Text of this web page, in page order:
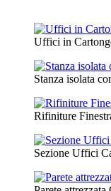
Uffici in
Stanza isolata
Rifiniture
Sezione Uffici